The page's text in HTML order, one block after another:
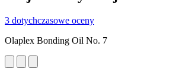
3 dotychczasowe oceny
Olaplex Bonding Oil No. 7